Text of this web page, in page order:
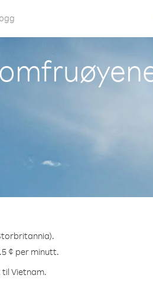
¢ per minutt.
Vietnam.